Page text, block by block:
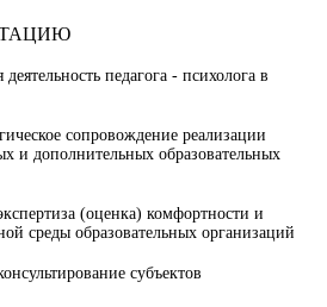
педагога - психолога в
сопровождение реализации
и дополнительных образовательных
(оценка) комфортности и
среды образовательных организаций
субъектов